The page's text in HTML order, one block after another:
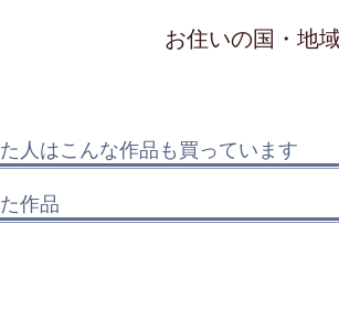
お住いの国・地
人はこんな作品も買っています
作品